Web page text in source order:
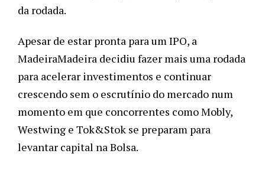
da rodada.
Apesar de estar pronta para um IPO, a
MadeiraMadeira decidiu fazer mais uma rodada
para acelerar investimentos e continuar
crescendo sem o escrutínio do mercado num
momento em que concorrentes como Mobly,
Westwing e Tok&Stok se preparam para
levantar capital na Bolsa.